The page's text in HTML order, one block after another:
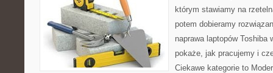
którym stawiamy na
potem dobieramy
naprawa laptopów Toshiba
pokaże, jak pracujemy i
Ciekawe kategorie to